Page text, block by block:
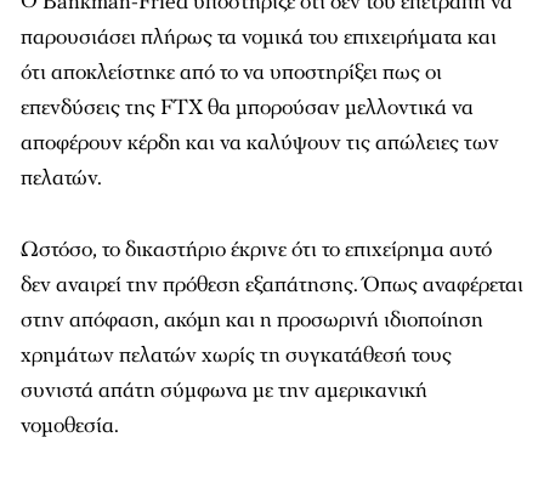
παρουσιάσει πλήρως τα νομικά του επιχειρήματα και
ότι αποκλείστηκε από το να υποστηρίξει πως οι
επενδύσεις της FTX θα μπορούσαν μελλοντικά να
αποφέρουν κέρδη και να καλύψουν τις απώλειες των
πελατών.
Ωστόσο, το δικαστήριο έκρινε ότι το επιχείρημα αυτό
δεν αναιρεί την πρόθεση εξαπάτησης. Όπως αναφέρεται
στην απόφαση, ακόμη και η προσωρινή ιδιοποίηση
χρημάτων πελατών χωρίς τη συγκατάθεσή τους
συνιστά απάτη σύμφωνα με την αμερικανική
νομοθεσία.